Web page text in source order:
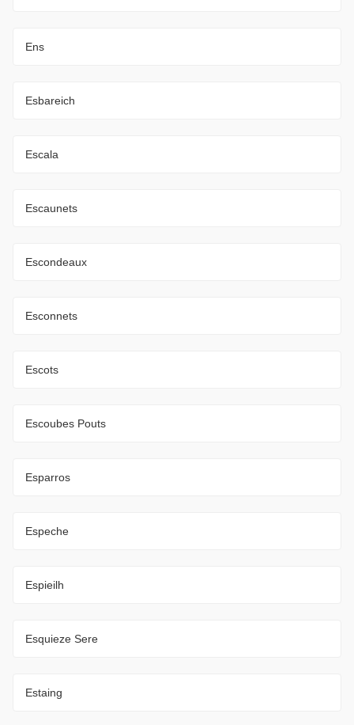
Ens
Esbareich
Escala
Escaunets
Escondeaux
Esconnets
Escots
Escoubes Pouts
Esparros
Espeche
Espieilh
Esquieze Sere
Estaing